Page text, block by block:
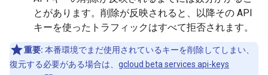
とがあります。削除が反映されると、以降その API
キーを使ったトラフィックはすべて拒否されます。
重要: 本番環境でまだ使用されているキーを削除してしまい、
復元する必要がある場合は、 gcloud beta services api-keys